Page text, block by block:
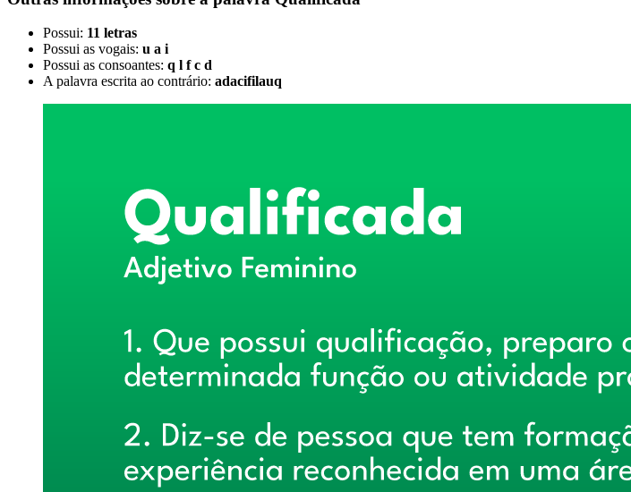
Possui: 11 letras
Possui as vogais: u a i
Possui as consoantes: q l f c d
A palavra escrita ao contrário: adacifilauq